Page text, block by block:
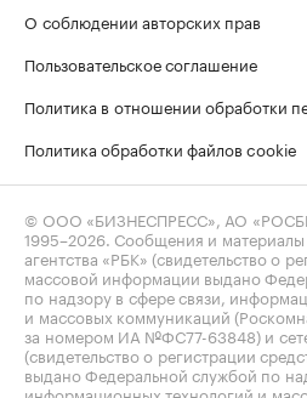
О соблюдении авторских прав
Пользовательское соглашение
Политика в отношении обработки
Политика обработки файлов cookie
© ООО «БИЗНЕСПРЕСС», АО
1995–2026 . Сообщения и
агентства «РБК» (свидетельство о
массовой информации выдано
по надзору в сфере связи,
и массовых коммуникаций
за номером ИА №ФС77-63848) и
(свидетельство о регистрации
выдано Федеральной службой по
информационных технологий и